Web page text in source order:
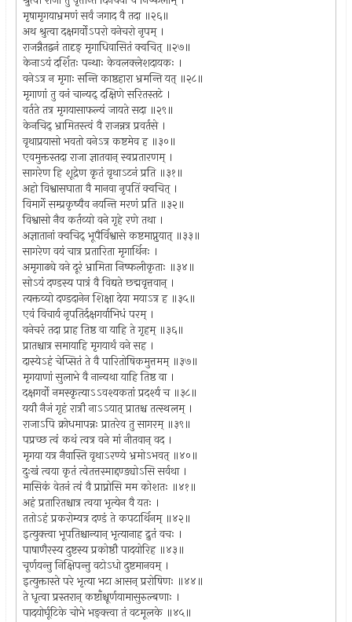
मृषामृगयाभ्रमणं सर्वं जगाद वै तदा ॥२६॥
अथ श्रुत्वा दक्षगर्वोऽपरो वनेचरो नृपम् ।
राजन्नैतद्वनं तादृङ् मृगाधिवासितं क्वचित् ॥२७॥
केनाऽयं दर्शितः पन्थाः केवलक्लेशदायकः ।
वनेऽत्र न मृगाः सन्ति काष्ठहारा भ्रमन्ति यत् ॥२८॥
मृगाणां तु वनं चान्यद् दक्षिणे सरितस्तटे ।
वर्तते तत्र मृगयासाफल्यं जायते सदा ॥२९॥
केनचिद् भ्रामितस्त्वं वै राजन्नत्र प्रवर्तसे ।
वृथाप्रयासो भवतो वनेऽत्र कष्टमेव ह ॥३०॥
एवमुक्तस्तदा राजा ज्ञातवान् स्वप्रतारणम् ।
सागरेण हि शूद्रेण कृतं वृथाऽटनं प्रति ॥३१॥
अहो विश्वासघाता वै मानवा नृपतिं क्वचित् ।
विमार्गे सम्प्रकृष्यैव नयन्ति मरणं प्रति ॥३२॥
विश्वासो नैव कर्तव्यो वने गृहे रणे तथा ।
अज्ञातानां क्वचिद् भूपैर्विश्वासे कष्टमाप्नुयात् ॥३३॥
सागरेण वयं चात्र प्रतारिता मृगार्थिनः ।
अमृगाढ्ये वने दूरं भ्रामिता निष्फलीकृताः ॥३४॥
सोऽयं दण्डस्य पात्रं वै विद्यते छद्मवृत्तवान् ।
त्यक्तव्यो दण्डदानेन शिक्षा देया मयाऽत्र ह ॥३५॥
एवं विचार्य नृपतिर्दक्षगर्वाभिधं परम् ।
वनेचरं तदा प्राह तिष्ठ वा याहि ते गृहम् ॥३६॥
प्रातश्चात्र समायाहि मृगयार्थं वने सह ।
दास्येऽहं चेप्सितं ते वै पारितोषिकमुत्तमम् ॥३७॥
मृगयाणां सुलाभे वै नान्यथा याहि तिष्ठ वा ।
दक्षगर्वो नमस्कृत्याऽऽवश्यकतां प्रदर्श्य च ॥३८॥
ययौ नैजं गृहं रात्रौ नाऽऽयात् प्रातश्च तत्स्थलम् ।
राजाऽपि क्रोधमापन्नः प्रातरेव तु सागरम् ॥३९॥
पप्रच्छ त्वं कथं त्वत्र वने मां नीतवान् वद ।
मृगया यत्र नैवास्ति वृथाऽरण्ये भ्रमोऽभवत् ॥४०॥
दुःखं त्वया कृतं त्वेतत्तस्माद्दण्ड्योऽसि सर्वथा ।
मासिकं वेतनं त्वं वै प्राप्नोसि मम कोशतः ॥४१॥
अहं प्रतारितश्चात्र त्वया भृत्येन वै यतः ।
ततोऽहं प्रकरोम्यत्र दण्डं ते कपटार्थिनम् ॥४२॥
इत्युक्त्वा भूपतिश्चान्यान् भृत्यानाह द्रुतं वचः ।
पाषाणैरस्य दुष्टस्य प्रकोष्ठौ पादयोरिह ॥४३॥
चूर्णयन्तु निक्षिपन्तु वटोऽधो दुष्टमानवम् ।
इत्युक्तास्ते परे भृत्या भटा आसन् प्ररोषिणः ॥४४॥
ते धृत्वा प्रस्तरान् कष्टाँश्चूर्णयामासुरुल्बणाः ।
पादयोर्घूटिके चोभे भङ्क्त्वा तं वटमूलके ॥४५॥